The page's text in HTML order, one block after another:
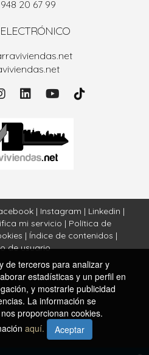
de terceros para analizar y
estadísticas y un perfil en
y mostrarle publicidad
La información se
proporcionan cookies.
aquí.
Aceptar
20 67 99
| Instagram | Linkedin |
mi servicio | Política de
| Índice de contenidos |
de usuario